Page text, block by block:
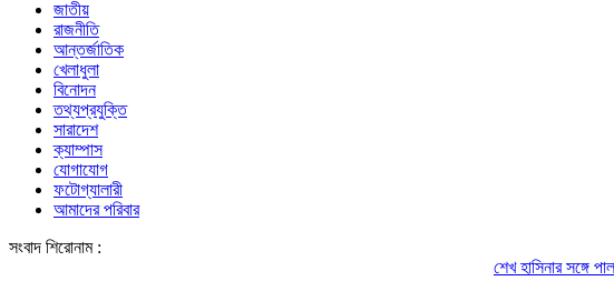
জাতীয়
রাজনীতি
আন্তর্জাতিক
খেলাধুলা
বিনোদন
তথ্যপ্রযুক্তি
সারাদেশ
ক্যাম্পাস
যোগাযোগ
ফটোগ্যালারী
আমাদের পরিবার
সংবাদ শিরোনাম :
শেখ হাসিনার সঙ্গে পালানোর